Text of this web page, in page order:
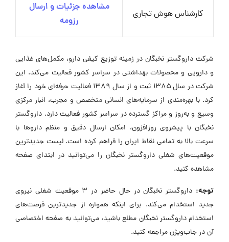
کارشناس هوش تجاری
مشاهده جزئیات و ارسال
رزومه
شرکت داروگستر نخبگان در زمینه توزیع کیفی دارو، مکمل‌های غذایی
و دارویی و محصولات بهداشتی در سراسر کشور فعالیت می‌کند. این
شرکت در سال ۱۳۸۵ ثبت و از سال ۱۳۸۹ فعالیت حرفه‌ای خود را آغاز
کرد. با بهره‌مندی از سرمایه‌های انسانی متخصص و مجرب، انبار مرکزی
وسیع و به‌روز و مراکز گسترده در سراسر کشور فعالیت دارد. داروگستر
نخبگان با پیشروی روزافزون، امکان ارسال دقیق و منظم داروها با
سرعت بالا به تمامی نقاط ایران را فراهم کرده است. لیست جدیدترین
موقعیت‌های شغلی داروگستر نخبگان را می‌توانید در ابتدای صفحه
مشاهده کنید.
توجه:
داروگستر نخبگان در حال حاضر در ۳ موقعیت شغلی نیروی
جدید استخدام می‌کند. برای اینکه همواره از جدیدترین فرصت‌های
استخدام داروگستر نخبگان مطلع باشید، می‌توانید به صفحه اختصاصی
آن در جاب‌ویژن مراجعه کنید.